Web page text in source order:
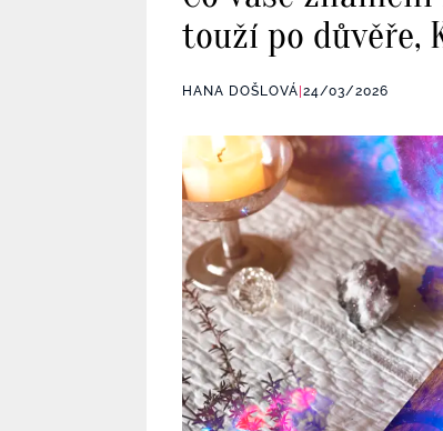
touží po důvěře,
HANA DOŠLOVÁ 24/03/2026